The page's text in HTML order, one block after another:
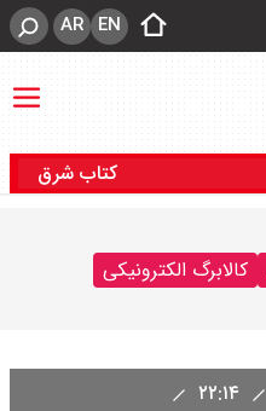
EN
AR
کتاب شرق
کالابرگ الکترونیکی